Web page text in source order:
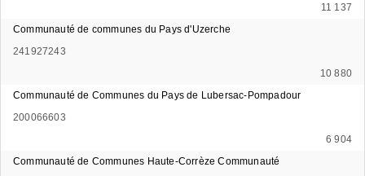
11 137
Communauté de communes du Pays d'Uzerche
241927243
10 880
Communauté de Communes du Pays de Lubersac-Pompadour
200066603
6 904
Communauté de Communes Haute-Corrèze Communauté